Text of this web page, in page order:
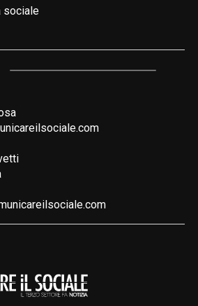
sociale